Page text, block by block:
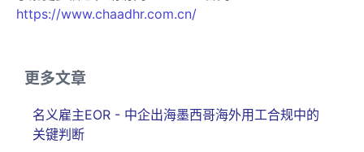
https://www.chaadhr.com.cn/
更多文章
名义雇主EOR - 中企出海墨西哥海外用工合规中的
关键判断